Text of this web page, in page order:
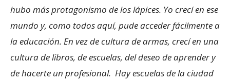
hubo más protagonismo de los lápices. Yo crecí en ese
mundo y, como todos aquí, pude acceder fácilmente a
la educación. En vez de cultura de armas, crecí en una
cultura de libros, de escuelas, del deseo de aprender y
de hacerte un profesional. Hay escuelas de la ciudad